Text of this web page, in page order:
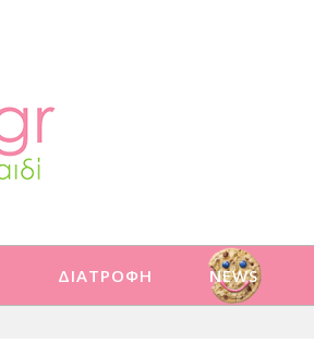
ΔΙΑΤΡΟΦΗ NEWS